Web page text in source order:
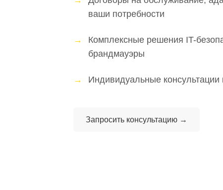
ваши потребности
Комплексные решения IT-
брандмауэры
Индивидуальные
Запросить консультацию →